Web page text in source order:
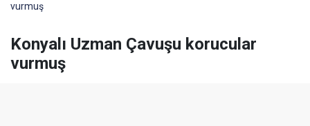
vurmuş
Konyalı Uzman Çavuşu korucular
vurmuş